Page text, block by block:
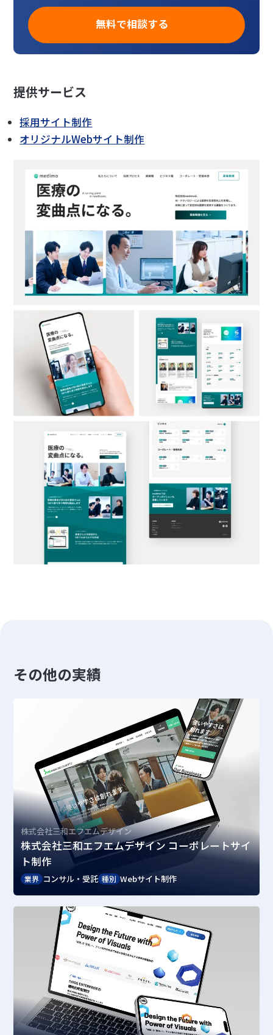
無料で相談する
提供サービス
採用サイト制作
オリジナルWebサイト制作
その他の実績
株式会社三和エフエムデザイン
株式会社三和エフエムデザイン コーポレートサイ
ト制作
業界 コンサル・受託 種別 Webサイト制作